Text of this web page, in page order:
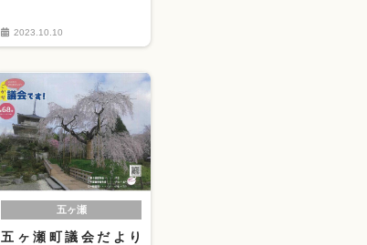
2023.10.10
五ヶ瀬
五ヶ瀬町議会だより